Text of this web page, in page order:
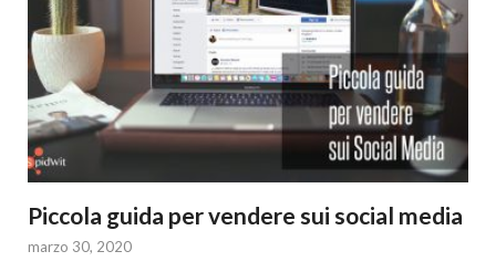
Piccola guida per vendere sui social media
marzo 30, 2020